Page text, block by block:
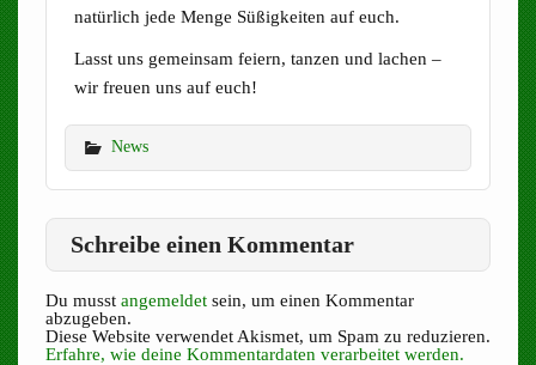
natürlich jede Menge Süßigkeiten auf euch.
Lasst uns gemeinsam feiern, tanzen und lachen –
wir freuen uns auf euch!
News
Schreibe einen Kommentar
Du musst angemeldetsein, um einen Kommentar
abzugeben.
Diese Website verwendet Akismet, um Spam zu reduzieren.
Erfahre, wie deine Kommentardaten verarbeitet werden.